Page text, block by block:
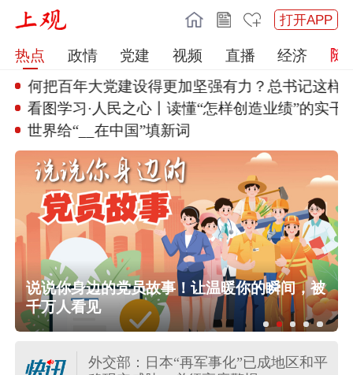
打开APP
热点 政情 党建 视频 直播
经济
何把百年大党建设得更加坚强有力？总书记这样部署
看图学习·人民之心丨读懂“怎样创造业绩”的实干
世界给“__在中国”填新词
说说你身边的党员故事！让温暖你的瞬间，被
千万人看见任前公示半年后，胡瑞连主动投案
外交部：日本“再军事化”已成地区和平